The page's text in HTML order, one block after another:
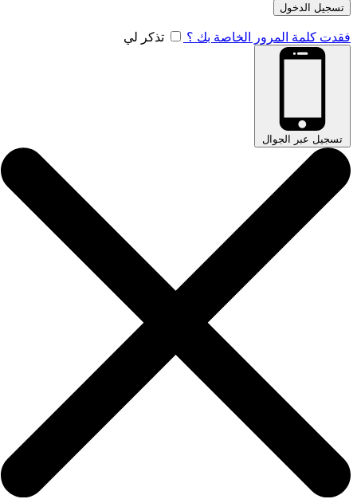
تسجيل الدخول
فقدت كلمة المرور الخاصة بك ؟ تذكر لي
تسجيل عبر الجوال